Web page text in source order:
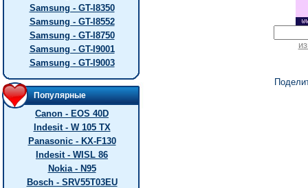
Samsung - GT-I8350
Samsung - GT-I8552
Samsung - GT-I8750
Samsung - GT-I9001
Samsung - GT-I9003
Популярные
Canon - EOS 40D
Indesit - W 105 TX
Panasonic - KX-F130
Indesit - WISL 86
Nokia - N95
Bosch - SRV55T03EU